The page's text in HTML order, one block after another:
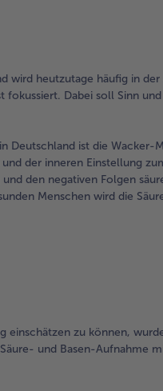
wird heutzutage häufig in
Dabei soll Sinn
Deutschland ist die
der inneren Einstellung
den negativen Folgen
Menschen wird die
einschätzen zu können,
und Basen-Aufnahme